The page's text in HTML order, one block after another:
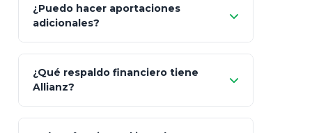
100% a tus
beneficiarios designados
¿Puedo hacer aportaciones
adicionales?
¿Qué respaldo financiero tiene
Allianz?